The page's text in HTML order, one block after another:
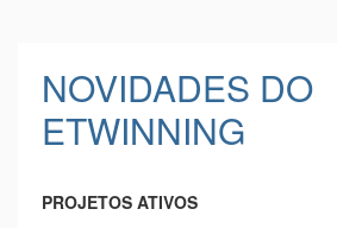
NOVIDADES DO
ETWINNING
PROJETOS ATIVOS